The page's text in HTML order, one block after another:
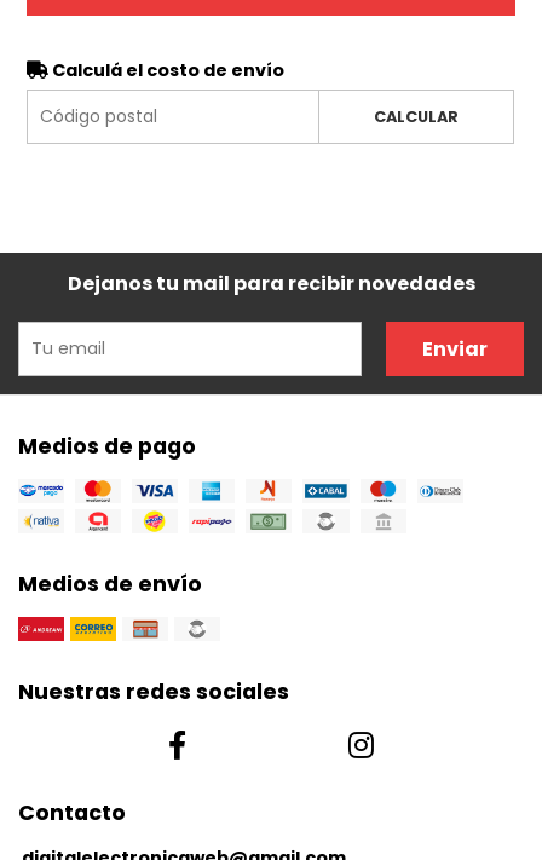
Calculá el costo de envío
CALCULAR
Dejanos tu mail para recibir novedades
Enviar
Medios de pago
Medios de envío
Nuestras redes sociales
Contacto